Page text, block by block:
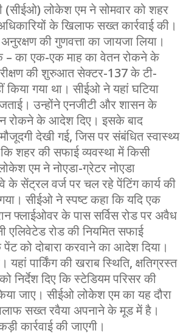
(सीईओ) लोकेश एम ने सोमवार को शहर
के खिलाफ सख्त कार्रवाई की।
की गुणवत्ता का जायजा लिया।
– का एक-एक माह का वेतन रोकने के
की शुरुआत सेक्टर-137 के टी-
गया था। सीईओ ने यहां घटिया
जताई। उन्होंने एनजीटी और शासन के
रोकने के आदेश दिए। इसके बाद
देखी गई, जिस पर संबंधित स्वास्थ्य
शहर की सफाई व्यवस्था में किसी
एम ने नोएडा-ग्रेटर नोएडा
सेंट्रल वर्ज पर चल रहे पेंटिंग कार्य की
सीईओ ने स्पष्ट कहा कि यदि एक
फ्लाईओवर के पास सर्विस रोड पर अवैध
एलिवेटेड रोड की नियमित सफाई
को दोबारा करवाने का आदेश दिया।
पार्किंग की खराब स्थिति, क्षतिग्रस्त
निर्देश दिए कि स्टेडियम परिसर की
जाए। सीईओ लोकेश एम का यह दौरा
सख्त रवैया अपनाने के मूड में है।
कार्रवाई की जाएगी।